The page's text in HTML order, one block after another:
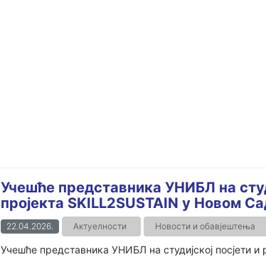
Учешће представника УНИБЛ на
пројекта SKILL2SUSTAIN у Новом
22.04.2026. Актуелности Новости и обавјештења
Учешће представника УНИБЛ на студијској посјети